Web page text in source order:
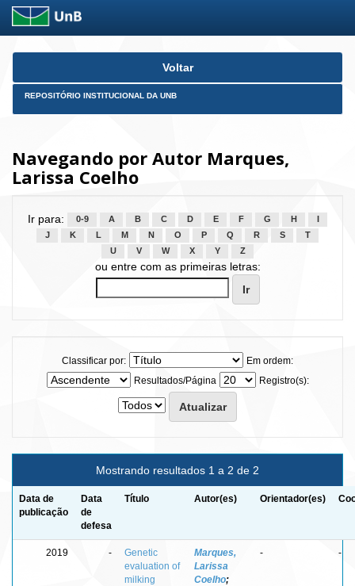
Skip
Voltar
REPOSITÓRIO INSTITUCIONAL DA UNB
Navegando por Autor Marques,
Larissa Coelho
Ir para: 0-9 A B C D E F G H
J
K L M N O P Q R S
T
U
V W X Y Z
ou entre com as primeiras letras:
Classificar por:
Em ordem:
Resultados/Página
Registro(s):
Mostrando resultados 1 a 2 de 2
Data de
publicação
Data
de
defesa
Título Autor(es) Orientador(es)
2019 -
Genetic
evaluation of
milking
Marques,
Larissa
Coelho;
- -